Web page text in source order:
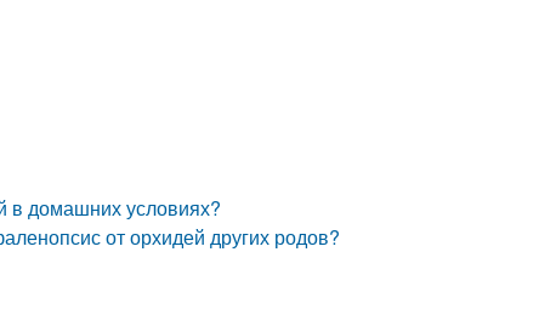
в домашних условиях?
от орхидей других родов?